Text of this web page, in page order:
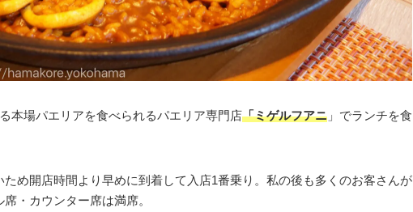
本場パエリアを食べられるパエリア専門店「ミゲルフアニ 」でランチを食
め開店時間より早めに到着して入店1番乗り。私の後も多くのお客さんが
・カウンター席は満席。